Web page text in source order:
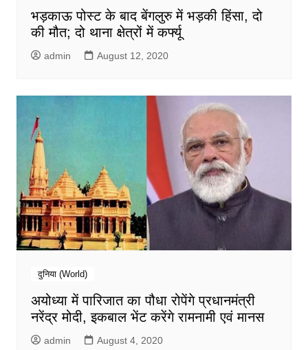
भड़काऊ पोस्ट के बाद बेंगलुरु में भड़की हिंसा, दो
की मौत; दो थाना क्षेत्रों में कर्फ्यू
admin August 12, 2020
दुनिया (World)
अयोध्या में पारिजात का पौधा रोपेंगे प्रधानमंत्री
नरेंद्र मोदी, इकबाल भेंट करेंगे रामनामी एवं मानस
admin August 4, 2020